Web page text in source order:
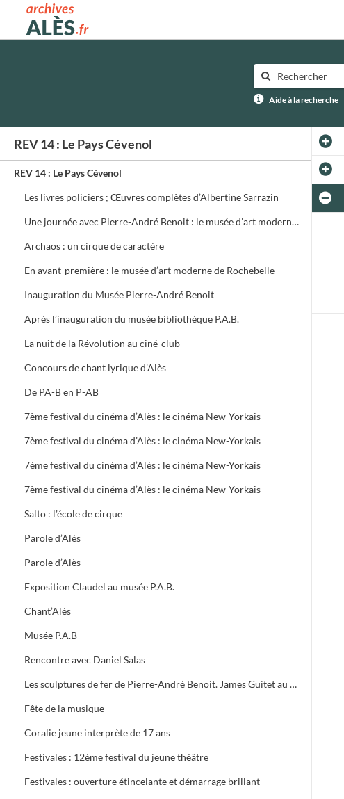
Archives municipales d'Alès
Aide à la recherche
REV 14 : Le Pays Cévenol
REV 14 : Le Pays Cévenol
Les livres policiers ; Œuvres complètes d’Albertine Sarrazin
Une journée avec Pierre-André Benoit : le musée d’art moderne prend forme
Archaos : un cirque de caractère
En avant-première : le musée d’art moderne de Rochebelle
Inauguration du Musée Pierre-André Benoit
Après l’inauguration du musée bibliothèque P.A.B.
La nuit de la Révolution au ciné-club
Concours de chant lyrique d’Alès
De PA-B en P-AB
7ème festival du cinéma d’Alès : le cinéma New-Yorkais
7ème festival du cinéma d’Alès : le cinéma New-Yorkais
7ème festival du cinéma d’Alès : le cinéma New-Yorkais
7ème festival du cinéma d’Alès : le cinéma New-Yorkais
Salto : l’école de cirque
Parole d’Alès
Parole d’Alès
Exposition Claudel au musée P.A.B.
Chant’Alès
Musée P.A.B
Rencontre avec Daniel Salas
Les sculptures de fer de Pierre-André Benoit. James Guitet au Musée P.A.B.
Fête de la musique
Coralie jeune interprète de 17 ans
Festivales : 12ème festival du jeune théâtre
Festivales : ouverture étincelante et démarrage brillant